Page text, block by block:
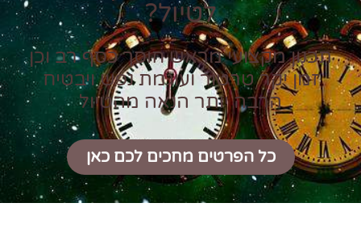
לטיול?
תכנון מקצועי מראש חוסך כסף רב וכן
זמן יקר טרטור ועוגמת נפש ויבטיח
הרבה יותר הנאה מהטיול
כל הפרטים מחכים לכם כאן